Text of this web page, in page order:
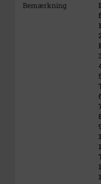
Bemærkning